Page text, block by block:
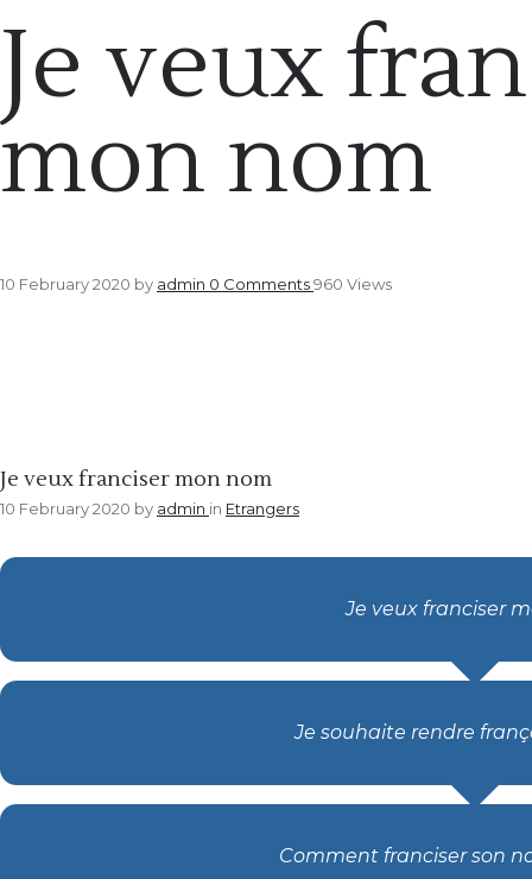
Je veux
mon nom
10 February 2020 by admin 0 Comments960 Views
Je veux franciser mon nom
10 February 2020 by admin in Etrangers
Je veux franciser
Je souhaite rendre
Comment franciser son